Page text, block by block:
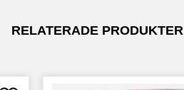
RELATERADE PRODUKTER